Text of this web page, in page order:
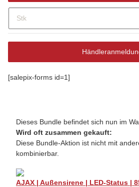
Stk
[salepix-forms id=1]
Dieses Bundle befindet sich nun im
Wird oft zusammen gekauft:
Diese Bundle-Aktion ist nicht mit
kombinierbar.
AJAX | Außensirene | LED-Status |